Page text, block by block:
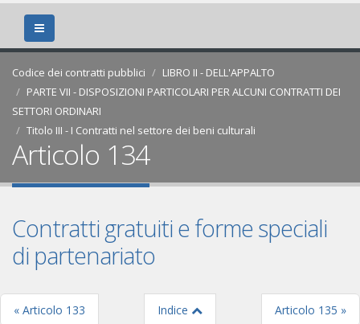
Codice dei contratti pubblici
LIBRO II - DELL'APPALTO
PARTE VII - DISPOSIZIONI PARTICOLARI PER ALCUNI CONTRATTI DEI
SETTORI ORDINARI
Titolo III - I Contratti nel settore dei beni culturali
Articolo 134
Contratti gratuiti e forme speciali
di partenariato
« Articolo 133 Indice Articolo 135 »